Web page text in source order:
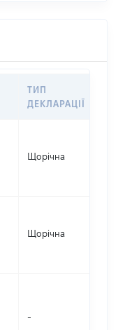
ТИП
ДЕКЛАРАЦІЇ
Щорічна
Щорічна
-